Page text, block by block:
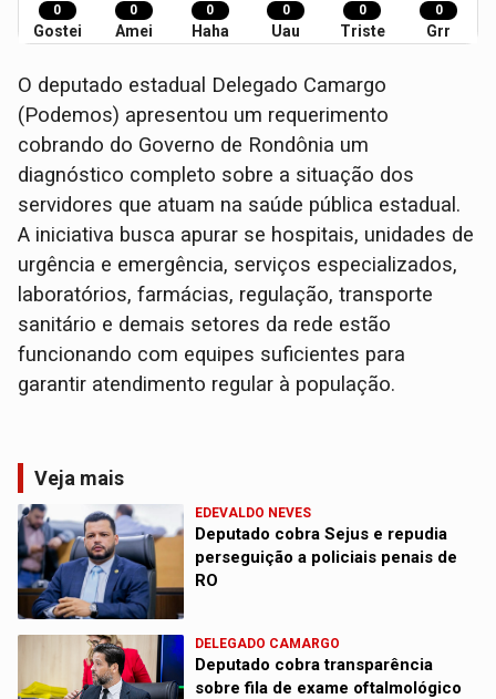
0
Gostei
0
Amei
0
Haha
0
Uau
0
Triste
0
Grr
O deputado estadual Delegado Camargo
(Podemos) apresentou um requerimento
cobrando do Governo de Rondônia um
diagnóstico completo sobre a situação dos
servidores que atuam na saúde pública estadual.
A iniciativa busca apurar se hospitais, unidades de
urgência e emergência, serviços especializados,
laboratórios, farmácias, regulação, transporte
sanitário e demais setores da rede estão
funcionando com equipes suficientes para
garantir atendimento regular à população.
Veja mais
EDEVALDO NEVES
Deputado cobra Sejus e repudia
perseguição a policiais penais de
RO
DELEGADO CAMARGO
Deputado cobra transparência
sobre fila de exame oftalmológico